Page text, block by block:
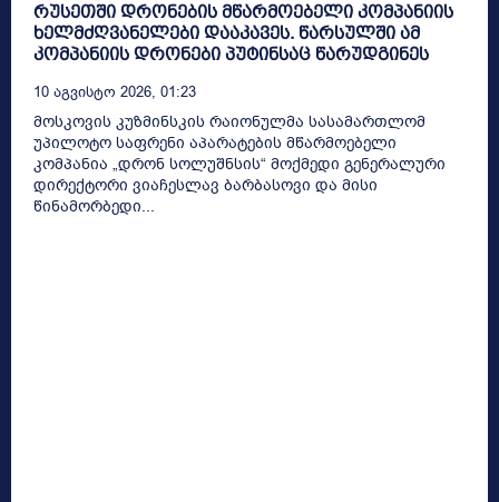
რუსეთში დრონების მწარმოებელი კომპანიის
ხელმძღვანელები დააკავეს. წარსულში ამ
კომპანიის დრონები პუტინსაც წარუდგინეს
10 Აგვისტო 2026, 01:23
მოსკოვის კუზმინსკის რაიონულმა სასამართლომ
უპილოტო საფრენი აპარატების მწარმოებელი
კომპანია „დრონ სოლუშნსის“ მოქმედი გენერალური
დირექტორი ვიაჩესლავ ბარბასოვი და მისი
წინამორბედი...